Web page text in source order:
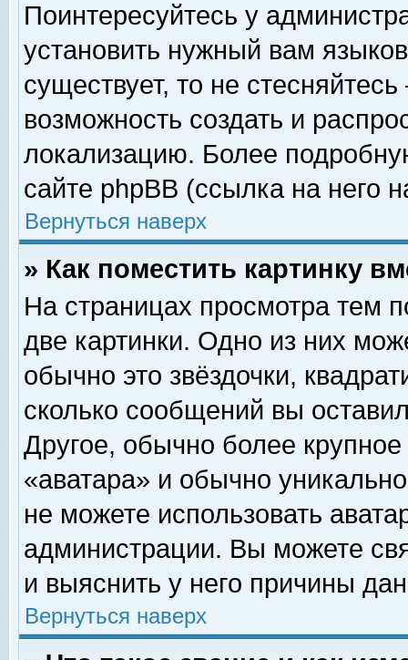
Поинтересуйтесь у
установить нужный вам
существует, то не
возможность создать и
локализацию. Более
сайте phpBB (ссылка на него
Вернуться наверх
» Как поместить картинку
На страницах просмотра тем
две картинки. Одно из них
обычно это звёздочки,
сколько сообщений вы
Другое, обычно более
«аватара» и обычно
не можете использовать
администрации. Вы можете
и выяснить у него причины
Вернуться наверх